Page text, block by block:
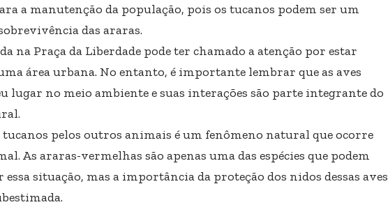
a manutenção da população, pois os tucanos podem ser um
das araras.
na Praça da Liberdade pode ter chamado a atenção por estar
área urbana. No entanto, é importante lembrar que as aves
lugar no meio ambiente e suas interações são parte integrante do
tucanos pelos outros animais é um fenômeno natural que ocorre
As araras-vermelhas são apenas uma das espécies que podem
essa situação, mas a importância da proteção dos nidos dessas aves